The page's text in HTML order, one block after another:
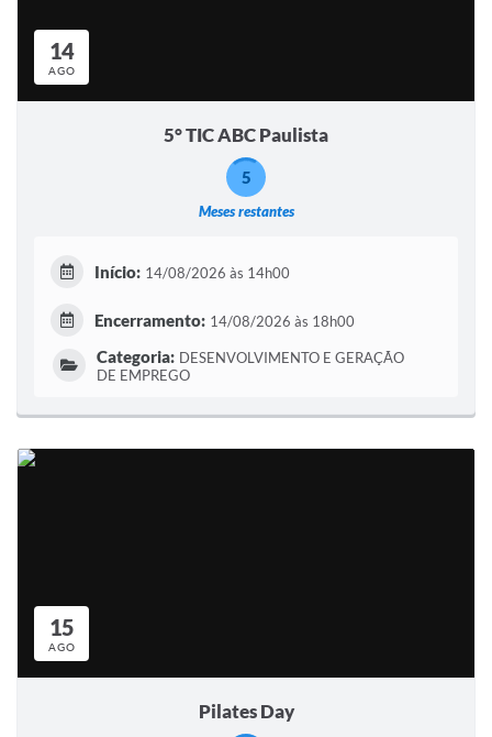
14
AGO
5° TIC ABC Paulista
Meses restantes
5
Início: 14/08/2026 às 14h00
Encerramento: 14/08/2026 às 18h00
Categoria: DESENVOLVIMENTO E GERAÇÃO
DE EMPREGO
15
AGO
Pilates Day